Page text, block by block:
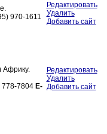
970-1611
Редактировать
Удалить
Добавить сайт
Африку.
778-7804 E-
Редактировать
Удалить
Добавить сайт